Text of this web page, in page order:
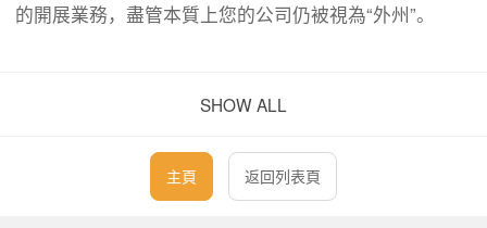
的開展業務，盡管本質上您的公司仍被視為“外州”。
不同而不同。然而，他們中大部分的流程是相似的。首
用。如果您發現該名字已被使用或不可用，那麽您需要
申請商業名或公司假名來開展業務。
SHOW ALL
主頁 返回列表頁